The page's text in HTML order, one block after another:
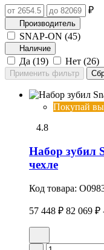
₽
Производитель
SNAP-ON (45)
Наличие
Да (19) Нет (26)
Покупай
4.8
Набор зубил
чехле
Код товара:
57 448 ₽ 82 069 ₽